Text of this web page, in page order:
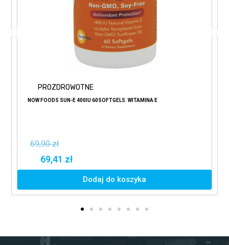
PROZDROWOTNE
NOW FOODS SUN-E 400IU 60SOFTGELS. WITAMINA E
69,90 zł
69,41 zł
Dodaj do koszyka